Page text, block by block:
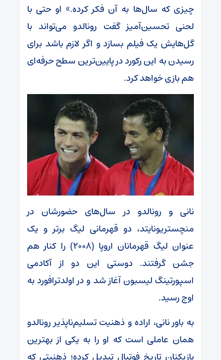
چیزی که سال‌ها به آن فکر کرده.» او حتی با
لحنی تحسین‌آمیز گفت رونالدو می‌تواند با
گل‌هایش یک فیلم بسازد و اگر لازم باشد برای
رسیدن به این رکورد در پایین‌ترین سطح حرفه‌ای
هم بازی خواهد کرد.
نانی و رونالدو در سال‌های حضورشان در
منچستریونایتد، دو قهرمانی لیگ برتر و یک
عنوان لیگ قهرمانان اروپا (۲۰۰۸) را کنار هم
جشن گرفتند. دوستی این دو از آکادمی
اسپورتینگ لیسبون آغاز شد و در اولدترافورد به
اوج رسید.
به باور نانی، اراده و ذهنیت تسلیم‌ناپذیر رونالدو
همان عاملی است که او را به یکی از بهترین
بازیکنان تاریخ فوتبال تبدیل کرده؛ ذهنیتی که